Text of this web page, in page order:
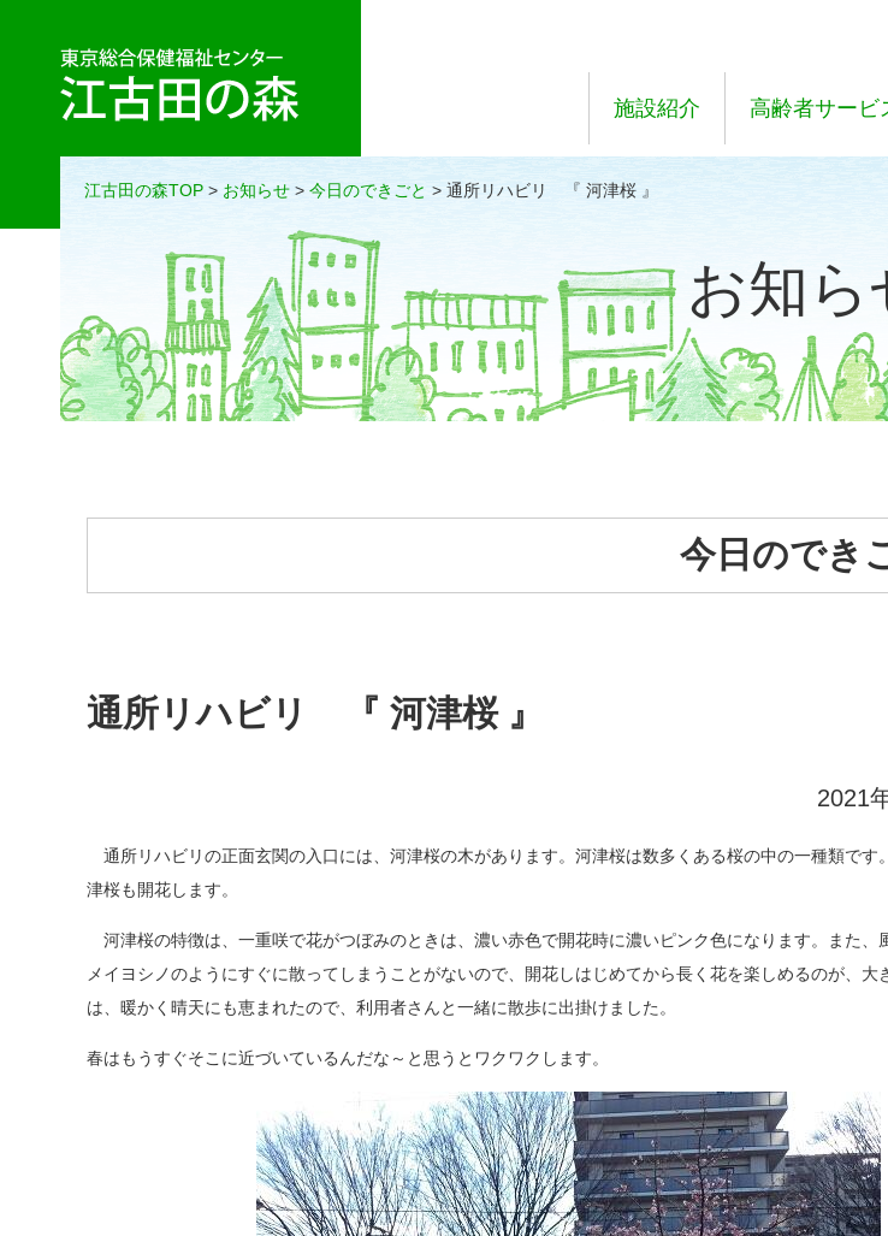
施設紹介 高齢者サービ
江古田の森TOP > お知らせ > 今日のできごと > 通所リハビリ 『 河津桜 』
お知ら
今日のでき
通所リハビリ 『 河津桜 』
2021
通所リハビリの正面玄関の入口には、河津桜の木があります。河津桜は数多くある桜の中の一種類です
津桜も開花します。
河津桜の特徴は、一重咲で花がつぼみのときは、濃い赤色で開花時に濃いピンク色になります。また、
メイヨシノのようにすぐに散ってしまうことがないので、開花しはじめてから長く花を楽しめるのが、大
は、暖かく晴天にも恵まれたので、利用者さんと一緒に散歩に出掛けました。
春はもうすぐそこに近づいているんだな～と思うとワクワクします。